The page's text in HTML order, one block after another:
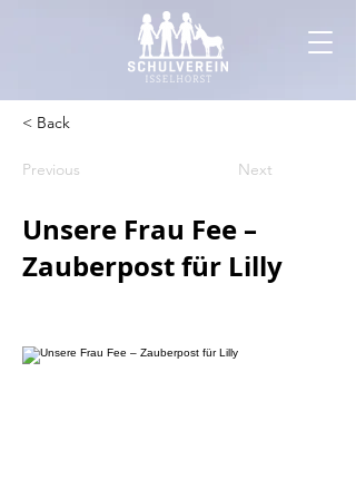
< Back
Previous Next
Unsere Frau Fee –
Zauberpost für Lilly